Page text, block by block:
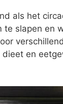
als het
slapen en
en